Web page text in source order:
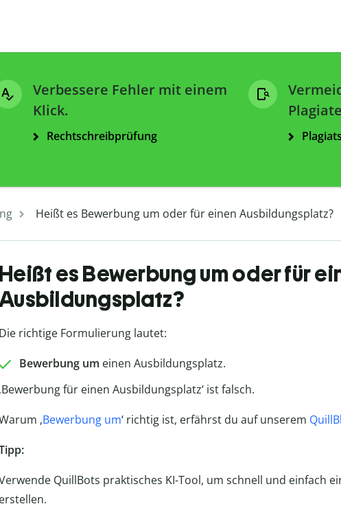
Verbessere Fehler mit einem
Klick.
Rechtschreibprüfung
Heißt es Bewerbung um oder für einen Ausbildungsplatz?
Heißt es Bewerbung um oder für
Die richtige Formulierung lautet:
Bewerbung um einen Ausbildungsplatz.
‚Bewerbung für einen Ausbildungsplatz‘ ist falsch.
‚Bewerbung um‘ richtig ist, erfährst du auf unserem
QuillBots praktisches KI-Tool, um schnell und einfach
erstellen.